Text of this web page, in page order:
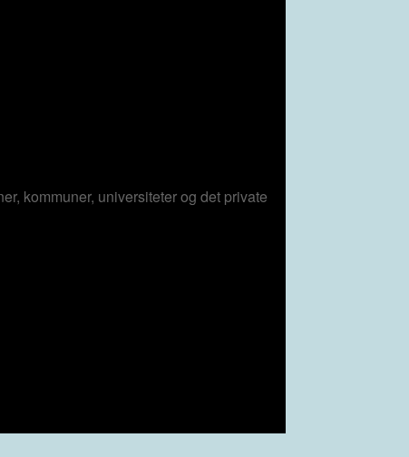
kommuner, universiteter og det private